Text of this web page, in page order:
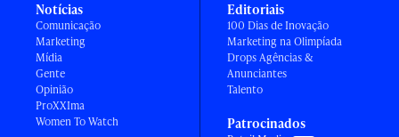
Notícias
Comunicação
Marketing
Mídia
Gente
Opinião
ProXXIma
Women To Watch
Editoriais
100 Dias de Inovação
Marketing na Olimpíada
Drops Agências &
Anunciantes
Talento
Patrocinados